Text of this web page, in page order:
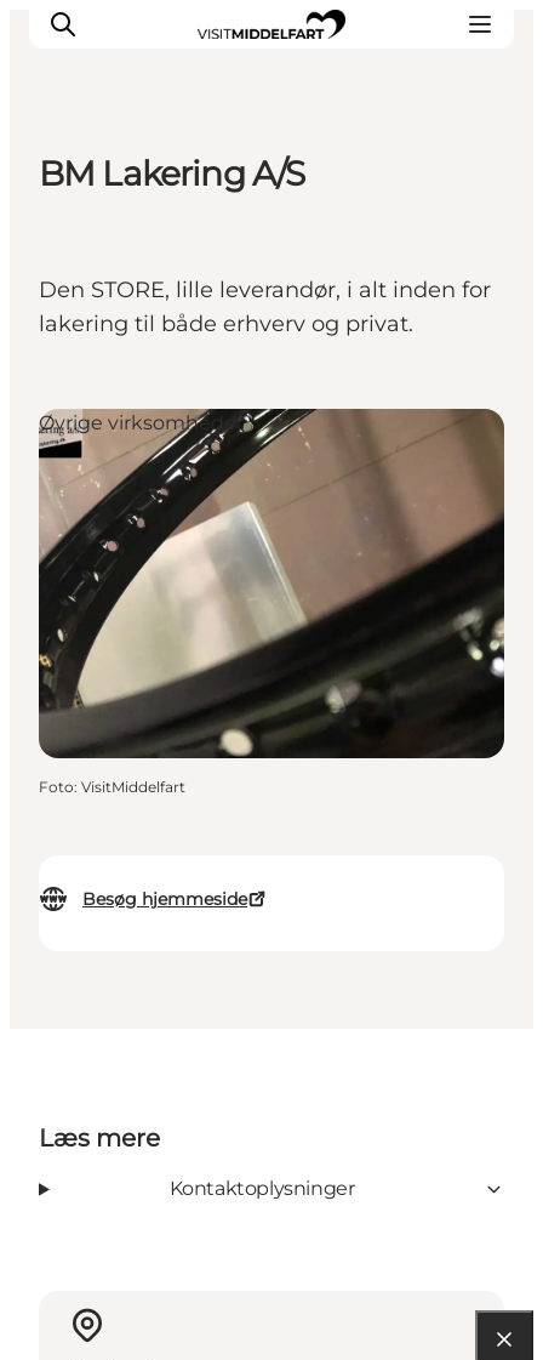
Overnatning
Det Sker
Book oplevelse
BM Lakering A/S
Den STORE, lille leverandør, i alt inden for
lakering til både erhverv og privat.
Besøg hjemmeside
Øvrige virksomheder
Foto: VisitMiddelfart
Læs mere
Kontaktoplysninger